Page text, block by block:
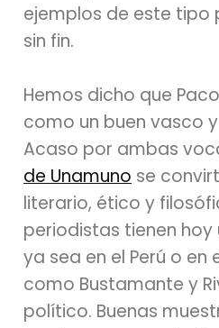
ejemplos de este tipo
sin fin.
Hemos dicho que
como un buen vasco
Acaso por ambas
de Unamuno se
literario, ético y
periodistas tienen hoy
ya sea en el Perú o
como Bustamante y
político. Buenas